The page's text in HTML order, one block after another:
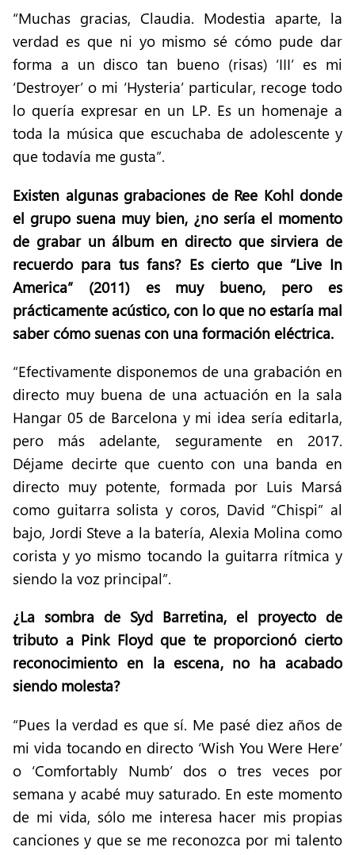
“Muchas gracias, Claudia. Modestia aparte, la
verdad es que ni yo mismo sé cómo pude dar
forma a un disco tan bueno (risas) ‘III’ es mi
‘Destroyer’ o mi ‘Hysteria’ particular, recoge todo
lo quería expresar en un LP. Es un homenaje a
toda la música que escuchaba de adolescente y
que todavía me gusta”.
Existen algunas grabaciones de Ree Kohl donde
el grupo suena muy bien, ¿no sería el momento
de grabar un álbum en directo que sirviera de
recuerdo para tus fans? Es cierto que “Live In
America” (2011) es muy bueno, pero es
prácticamente acústico, con lo que no estaría mal
saber cómo suenas con una formación eléctrica.
“Efectivamente disponemos de una grabación en
directo muy buena de una actuación en la sala
Hangar 05 de Barcelona y mi idea sería editarla,
pero más adelante, seguramente en 2017.
Déjame decirte que cuento con una banda en
directo muy potente, formada por Luis Marsá
como guitarra solista y coros, David “Chispi” al
bajo, Jordi Steve a la batería, Alexia Molina como
corista y yo mismo tocando la guitarra rítmica y
siendo la voz principal”.
¿La sombra de Syd Barretina, el proyecto de
tributo a Pink Floyd que te proporcionó cierto
reconocimiento en la escena, no ha acabado
siendo molesta?
“Pues la verdad es que sí. Me pasé diez años de
mi vida tocando en directo ‘Wish You Were Here’
o ‘Comfortably Numb’ dos o tres veces por
semana y acabé muy saturado. En este momento
de mi vida, sólo me interesa hacer mis propias
canciones y que se me reconozca por mi talento